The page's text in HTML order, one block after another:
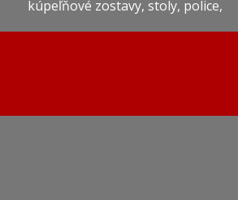
kúpeľňové zostavy, stoly, police,